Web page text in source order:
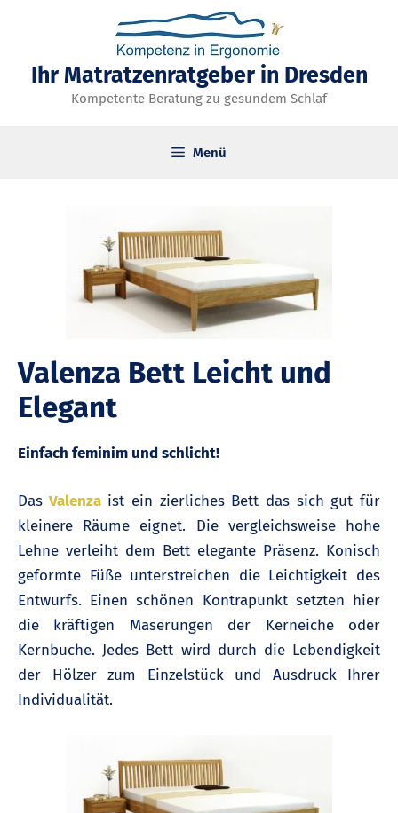
springen
Ihr Matratzenratgeber in Dresden
Kompetente Beratung zu gesundem Schlaf
Menü
Valenza Bett Leicht und
Elegant
Einfach feminim und schlicht!
Das Valenzaist ein zierliches Bett das sich gut für
kleinere Räume eignet. Die vergleichsweise hohe
Lehne verleiht dem Bett elegante Präsenz. Konisch
geformte Füße unterstreichen die Leichtigkeit des
Entwurfs. Einen schönen Kontrapunkt setzten hier
die kräftigen Maserungen der Kerneiche oder
Kernbuche. Jedes Bett wird durch die Lebendigkeit
der Hölzer zum Einzelstück und Ausdruck Ihrer
Individualität.